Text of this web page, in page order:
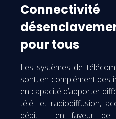
pour tous
Les systèmes de
sont, en complément des
en capacité d’apporter
télé- et radiodiffusion,
débit - en faveur de